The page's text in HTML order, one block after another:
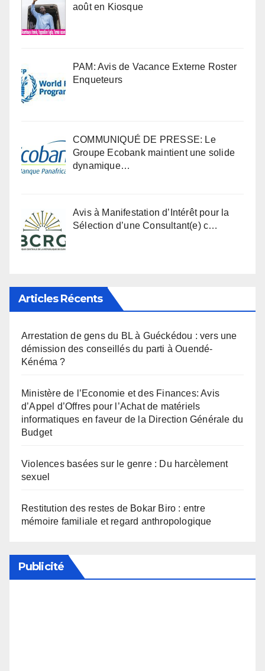
août en Kiosque
PAM: Avis de Vacance Externe Roster
Enqueteurs
COMMUNIQUÉ DE PRESSE: Le
Groupe Ecobank maintient une solide
dynamique…
Avis à Manifestation d’Intérêt pour la
Sélection d’une Consultant(e) c…
Articles Récents
Arrestation de gens du BL à Guéckédou : vers une
démission des conseillés du parti à Ouendé-
Kénéma ?
Ministère de l’Economie et des Finances: Avis
d’Appel d’Offres pour l’Achat de matériels
informatiques en faveur de la Direction Générale du
Budget
Violences basées sur le genre : Du harcèlement
sexuel
Restitution des restes de Bokar Biro : entre
mémoire familiale et regard anthropologique
Publicité